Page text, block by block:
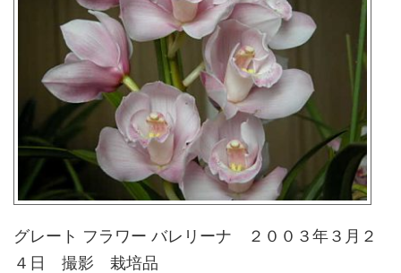
グレート フラワー バレリーナ ２００３年３月２
４日 撮影 栽培品